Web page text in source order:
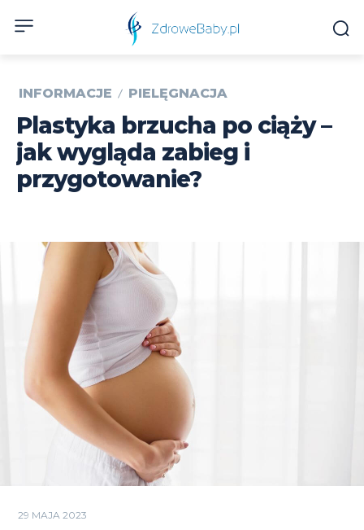
INFORMACJE PIELĘGNACJA
Plastyka brzucha po ciąży –
jak wygląda zabieg i
przygotowanie?
29 MAJA 2023